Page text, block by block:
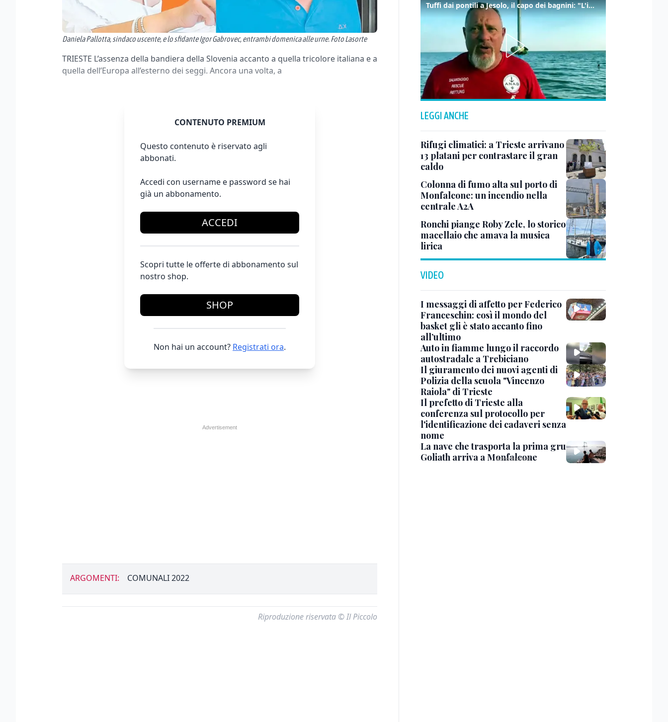
Daniela Pallotta, sindaco uscente, e lo sfidante Igor Gabrovec, entrambi domenica alle urne. Foto Lasorte
TRIESTE L’assenza della bandiera della Slovenia accanto a quella tricolore italiana e a
quella dell’Europa all’esterno dei seggi. Ancora una volta, a
CONTENUTO PREMIUM
Questo contenuto è riservato agli
abbonati.
Accedi con username e password se hai
già un abbonamento.
ACCEDI
Scopri tutte le offerte di abbonamento sul
nostro shop.
SHOP
Non hai un account? Registrati ora.
ARGOMENTI: COMUNALI 2022
Riproduzione riservata © Il Piccolo
Tuffi dai pontili a Jesolo, il capo dei bagnini: "L'impegno di tutti per evitare altre tragedie"
LEGGI ANCHE
Rifugi climatici: a Trieste arrivano
13 platani per contrastare il gran
caldo
Colonna di fumo alta sul porto di
Monfalcone: un incendio nella
centrale A2A
Ronchi piange Roby Zele, lo storico
macellaio che amava la musica
lirica
VIDEO
I messaggi di affetto per Federico
Franceschin: così il mondo del
basket gli è stato accanto fino
all’ultimo
Auto in fiamme lungo il raccordo
autostradale a Trebiciano
Il giuramento dei nuovi agenti di
Polizia della scuola "Vincenzo
Raiola" di Trieste
Il prefetto di Trieste alla
conferenza sul protocollo per
l'identificazione dei cadaveri senza
nome
La nave che trasporta la prima gru
Goliath arriva a Monfalcone